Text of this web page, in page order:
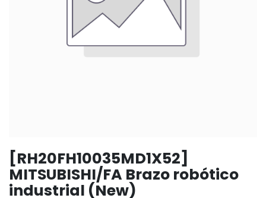
[RH20FH10035MD1X52]
MITSUBISHI/FA Brazo robótico
industrial (New)